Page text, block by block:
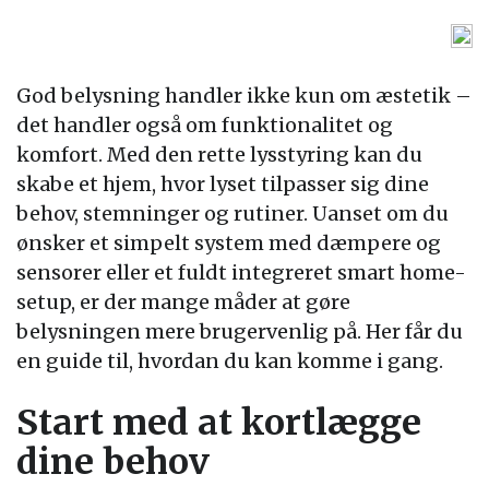
God belysning handler ikke kun om æstetik –
det handler også om funktionalitet og
komfort. Med den rette lysstyring kan du
skabe et hjem, hvor lyset tilpasser sig dine
behov, stemninger og rutiner. Uanset om du
ønsker et simpelt system med dæmpere og
sensorer eller et fuldt integreret smart home-
setup, er der mange måder at gøre
belysningen mere brugervenlig på. Her får du
en guide til, hvordan du kan komme i gang.
Start med at kortlægge
dine behov